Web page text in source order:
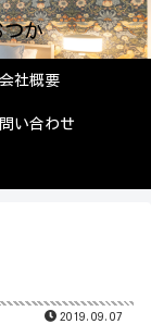
会社概要
い合わせ
2019.09.07